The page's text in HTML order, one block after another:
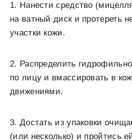
1. Нанести средство
на ватный диск и протереть
участки кожи.
2. Распределить
по лицу и вмассировать в
движениями.
3. Достать из упаковки
(или несколько) и пройтись